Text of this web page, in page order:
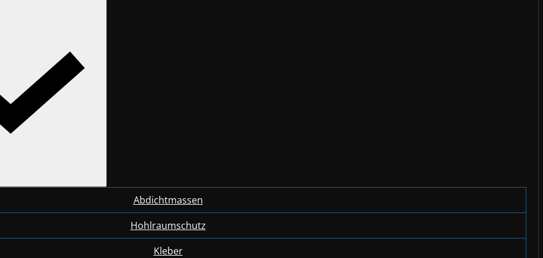
Abdichtmassen
Hohlraumschutz
Kleber